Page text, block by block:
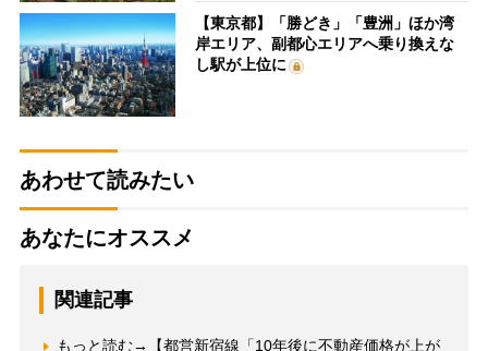
【東京都】「勝どき」「豊洲」ほか湾
岸エリア、副都心エリアへ乗り換えな
し駅が上位に
あわせて読みたい
あなたにオススメ
関連記事
もっと読む→【都営新宿線「10年後に不動産価格が上が